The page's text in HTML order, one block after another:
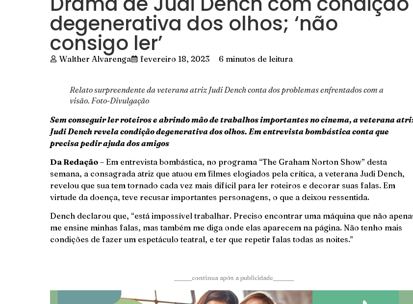
degenerativa dos olhos; ‘não
consigo ler’
Walther Alvarenga fevereiro 18, 2023 6 minutos de leitura
Relato surpreendente da veterana atriz Judi Dench conta dos problemas enfrentados com a
visão. Foto-Divulgação
Sem conseguir ler roteiros e abrindo mão de trabalhos importantes no cinema, a veterana
Judi Dench revela condição degenerativa dos olhos. Em entrevista bombástica conta que
precisa pedir ajuda dos amigos
Da Redação – Em entrevista bombástica, no programa “The Graham Norton Show” desta
semana, a consagrada atriz que atuou em filmes elogiados pela crítica, a veterana Judi Dench,
revelou que sua tem tornado cada vez mais difícil para ler roteiros e decorar suas falas. Em
virtude da doença, teve recusar importantes personagens, o que a deixou ressentida.
Dench declarou que, “está impossível trabalhar. Preciso encontrar uma máquina que não
me ensine minhas falas, mas também me diga onde elas aparecem na página. Não tenho mais
condições de fazer um espetáculo teatral, e ter que repetir falas todas as noites.”
______continua após a publicidade_______